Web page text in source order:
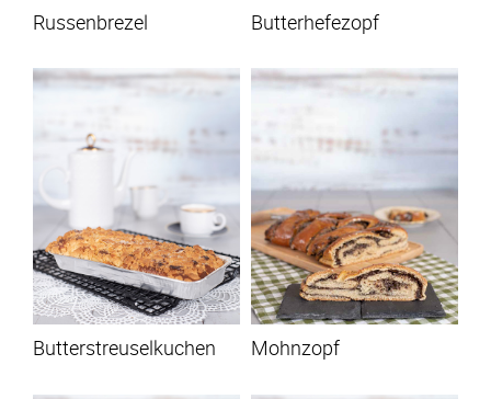
Russenbrezel Butterhefezopf
Butterstreuselkuchen Mohnzopf